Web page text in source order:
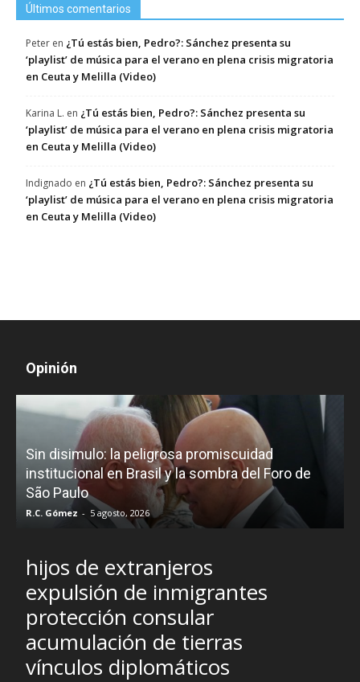
Últimos comentarios
Peter en ¿Tú estás bien, Pedro?: Sánchez presenta su
‘playlist’ de música para el verano en plena crisis migratoria
en Ceuta y Melilla (Video)
Karina L. en ¿Tú estás bien, Pedro?: Sánchez presenta su
‘playlist’ de música para el verano en plena crisis migratoria
en Ceuta y Melilla (Video)
Indignado en ¿Tú estás bien, Pedro?: Sánchez presenta su
‘playlist’ de música para el verano en plena crisis migratoria
en Ceuta y Melilla (Video)
Opinión
Sin disimulo: la peligrosa promiscuidad
institucional en Brasil y la sombra del Foro de
São Paulo
R.C. Gómez - 5 agosto, 2026
hijos de extranjeros
expulsión de inmigrantes
protección consular
acumulación de tierras
vínculos diplomáticos